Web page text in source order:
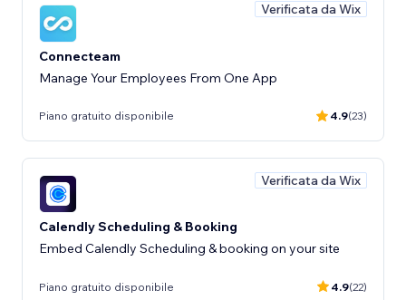
Verificata da Wix
Connecteam
Manage Your Employees From One App
Piano gratuito disponibile 4.9(23)
Verificata da Wix
Calendly Scheduling & Booking
Embed Calendly Scheduling & booking on your site
Piano gratuito disponibile 4.9(22)